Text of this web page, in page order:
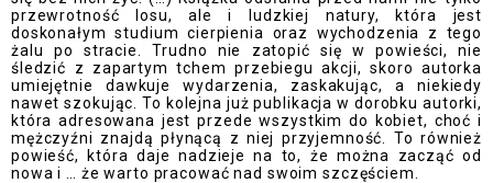
przewrotność losu, ale i ludzkiej natury, która jest
doskonałym studium cierpienia oraz wychodzenia z tego
żalu po stracie. Trudno nie zatopić się w powieści, nie
śledzić z zapartym tchem przebiegu akcji, skoro autorka
umiejętnie dawkuje wydarzenia, zaskakując, a niekiedy
nawet szokując. To kolejna już publikacja w dorobku autorki,
która adresowana jest przede wszystkim do kobiet, choć i
mężczyźni znajdą płynącą z niej przyjemność. To również
powieść, która daje nadzieje na to, że można zacząć od
nowa i … że warto pracować nad swoim szczęściem.